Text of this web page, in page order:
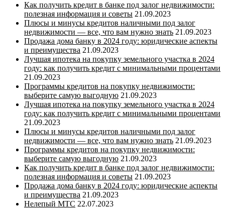
Как получить кредит в банке под залог недвижимости:
полезная информация и советы 21.09.2023
Плюсы и минусы кредитов наличными под залог
недвижимости — все, что вам нужно знать 21.09.2023
Продажа дома банку в 2024 году: юридические аспекты
и преимущества 21.09.2023
Лучшая ипотека на покупку земельного участка в 2024
году: как получить кредит с минимальными процентами
21.09.2023
Программы кредитов на покупку недвижимости:
выберите самую выгодную 21.09.2023
Лучшая ипотека на покупку земельного участка в 2024
году: как получить кредит с минимальными процентами
21.09.2023
Плюсы и минусы кредитов наличными под залог
недвижимости — все, что вам нужно знать 21.09.2023
Программы кредитов на покупку недвижимости:
выберите самую выгодную 21.09.2023
Как получить кредит в банке под залог недвижимости:
полезная информация и советы 21.09.2023
Продажа дома банку в 2024 году: юридические аспекты
и преимущества 21.09.2023
Нелепый МТС 22.07.2023